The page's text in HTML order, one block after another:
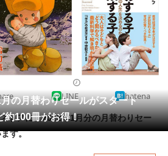
ゲーム
スイーツ・お菓子
スマホ・携帯電話
ファッション
家電
本・DVD・CD
の月替わりセールがスタート
約100冊がお得！
LINE hatena
アに、2022年1月分の月替わりセー
す。